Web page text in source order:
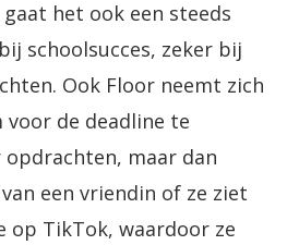
het ook een steeds
schoolsucces, zeker bij
Ook Floor neemt zich
de deadline te
maar dan
een vriendin of ze ziet
op TikTok, waardoor ze